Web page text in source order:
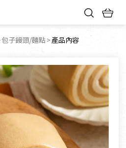
包子饅頭/麵點 目前頁面：
產品內容